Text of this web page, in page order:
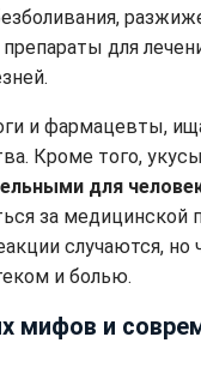
для
и фармацевты,
Кроме того, укусы
для
за
случаются, но
и болью.
мифов и